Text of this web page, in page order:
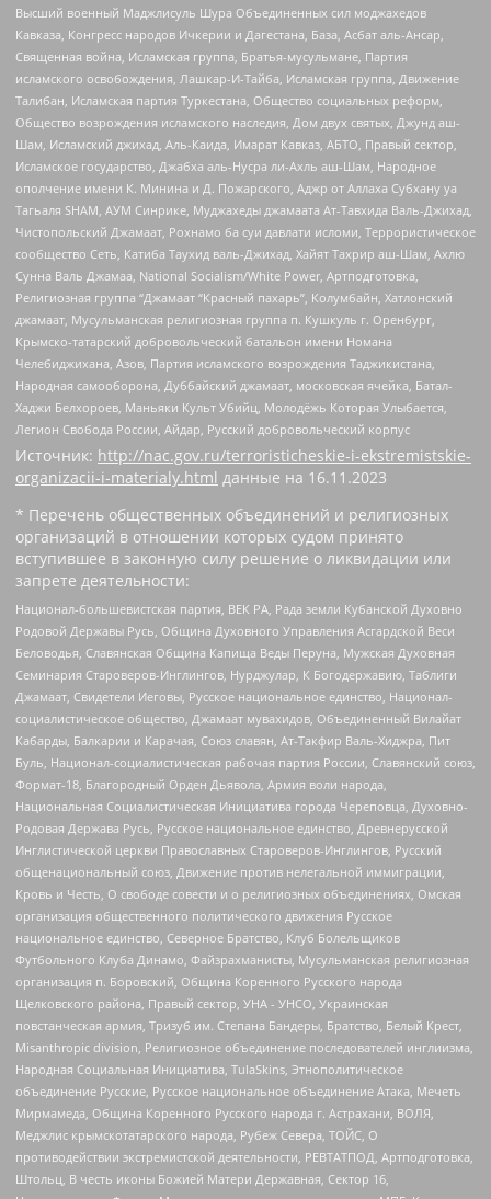
Высший военный Маджлисуль Шура Объединенных сил моджахедов
Кавказа, Конгресс народов Ичкерии и Дагестана, База, Асбат аль-Ансар,
Священная война, Исламская группа, Братья-мусульмане, Партия
исламского освобождения, Лашкар-И-Тайба, Исламская группа, Движение
Талибан, Исламская партия Туркестана, Общество социальных реформ,
Общество возрождения исламского наследия, Дом двух святых, Джунд аш-
Шам, Исламский джихад, Аль-Каида, Имарат Кавказ, АБТО, Правый сектор,
Исламское государство, Джабха аль-Нусра ли-Ахль аш-Шам, Народное
ополчение имени К. Минина и Д. Пожарского, Аджр от Аллаха Субхану уа
Тагьаля SHAM, АУМ Синрике, Муджахеды джамаата Ат-Тавхида Валь-Джихад,
Чистопольский Джамаат, Рохнамо ба суи давлати исломи, Террористическое
сообщество Сеть, Катиба Таухид валь-Джихад, Хайят Тахрир аш-Шам, Ахлю
Сунна Валь Джамаа, National Socialism/White Power, Артподготовка,
Религиозная группа “Джамаат “Красный пахарь”, Колумбайн, Хатлонский
джамаат, Мусульманская религиозная группа п. Кушкуль г. Оренбург,
Крымско-татарский добровольческий батальон имени Номана
Челебиджихана, Азов, Партия исламского возрождения Таджикистана,
Народная самооборона, Дуббайский джамаат, московская ячейка, Батал-
Хаджи Белхороев, Маньяки Культ Убийц, Молодёжь Которая Улыбается,
Легион Свобода России, Айдар, Русский добровольческий корпус
Источник: http://nac.gov.ru/terroristicheskie-i-ekstremistskie-
organizacii-i-materialy.html данные на 16.11.2023
* Перечень общественных объединений и религиозных
организаций в отношении которых судом принято
вступившее в законную силу решение о ликвидации или
запрете деятельности:
Национал-большевистская партия, ВЕК РА, Рада земли Кубанской Духовно
Родовой Державы Русь, Община Духовного Управления Асгардской Веси
Беловодья, Славянская Община Капища Веды Перуна, Мужская Духовная
Семинария Староверов-Инглингов, Нурджулар, К Богодержавию, Таблиги
Джамаат, Свидетели Иеговы, Русское национальное единство, Национал-
социалистическое общество, Джамаат мувахидов, Объединенный Вилайат
Кабарды, Балкарии и Карачая, Союз славян, Ат-Такфир Валь-Хиджра, Пит
Буль, Национал-социалистическая рабочая партия России, Славянский союз,
Формат-18, Благородный Орден Дьявола, Армия воли народа,
Национальная Социалистическая Инициатива города Череповца, Духовно-
Родовая Держава Русь, Русское национальное единство, Древнерусской
Инглистической церкви Православных Староверов-Инглингов, Русский
общенациональный союз, Движение против нелегальной иммиграции,
Кровь и Честь, О свободе совести и о религиозных объединениях, Омская
организация общественного политического движения Русское
национальное единство, Северное Братство, Клуб Болельщиков
Футбольного Клуба Динамо, Файзрахманисты, Мусульманская религиозная
организация п. Боровский, Община Коренного Русского народа
Щелковского района, Правый сектор, УНА - УНСО, Украинская
повстанческая армия, Тризуб им. Степана Бандеры, Братство, Белый Крест,
Misanthropic division, Религиозное объединение последователей инглиизма,
Народная Социальная Инициатива, TulaSkins, Этнополитическое
объединение Русские, Русское национальное объединение Атака, Мечеть
Мирмамеда, Община Коренного Русского народа г. Астрахани, ВОЛЯ,
Меджлис крымскотатарского народа, Рубеж Севера, ТОЙС, О
противодействии экстремистской деятельности, РЕВТАТПОД, Артподготовка,
Штольц, В честь иконы Божией Матери Державная, Сектор 16,